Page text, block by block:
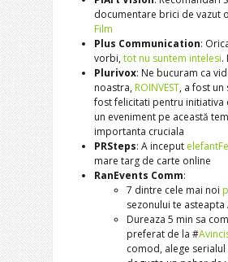
documentare brici de vazut
Film
Plus Communication:
vorbi,tot nu suntem intelesi.
Plurivox: Ne bucuram ca
noastra,ROINVEST, a fost un
fost felicitati pentru initiativa
un eveniment pe această
importanta cruciala
PRSteps: A inceput
mare targ de carte online
RanEvents Comm:
7 dintre cele mai noi
sezonului te asteapta
Dureaza 5 min sa
preferat de la #
comod, alege